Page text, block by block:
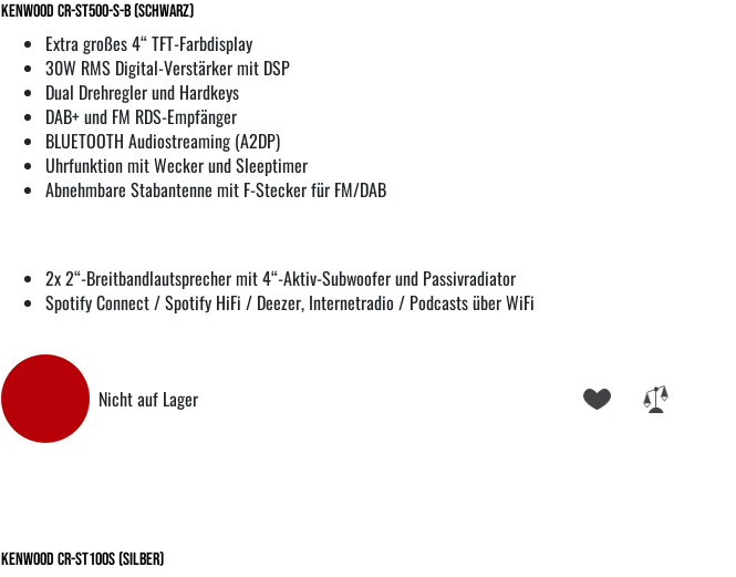
Kenwood CR-ST500-S-B (Schwarz)
Extra großes 4“ TFT-Farbdisplay
30W RMS Digital-Verstärker mit DSP
Dual Drehregler und Hardkeys
DAB+ und FM RDS-Empfänger
BLUETOOTH Audiostreaming (A2DP)
Uhrfunktion mit Wecker und Sleeptimer
Abnehmbare Stabantenne mit F-Stecker für FM/DAB
2x 2“-Breitbandlautsprecher mit 4“-Aktiv-Subwoofer und Passivradiator
Spotify Connect / Spotify HiFi / Deezer, Internetradio / Podcasts über WiFi
Nicht auf Lager
Kenwood CR-ST100S (silber)